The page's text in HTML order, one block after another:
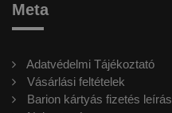
Meta
Adatvédelmi Tájékoztató
Vásárlási feltételek
Barion kártyás fizetés leírás